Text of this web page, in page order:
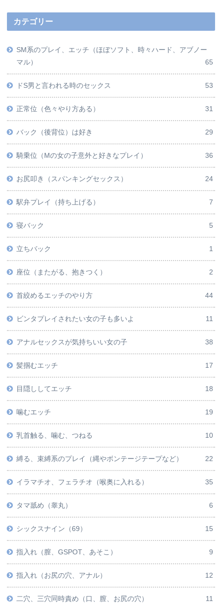
カテゴリー
SM系のプレイ、エッチ（ほぼソフト、時々ハード、アブノー
マル）
65
ドS男と言われる時のセックス 53
正常位（色々やり方ある） 31
バック（後背位）は好き 29
騎乗位（Mの女の子意外と好きなプレイ） 36
お尻叩き（スパンキングセックス） 24
駅弁プレイ（持ち上げる） 7
寝バック 5
立ちバック 1
座位（またがる、抱きつく） 2
首絞めるエッチのやり方 44
ビンタプレイされたい女の子も多いよ 11
アナルセックスが気持ちいい女の子 38
髪掴むエッチ 17
目隠ししてエッチ 18
噛むエッチ 19
乳首触る、噛む、つねる 10
縛る、束縛系のプレイ（縄やボンテージテープなど） 22
イラマチオ、フェラチオ（喉奥に入れる） 35
タマ舐め（睾丸） 6
シックスナイン（69） 15
指入れ（膣、GSPOT、あそこ） 9
指入れ（お尻の穴、アナル） 12
二穴、三穴同時責め（口、膣、お尻の穴） 11